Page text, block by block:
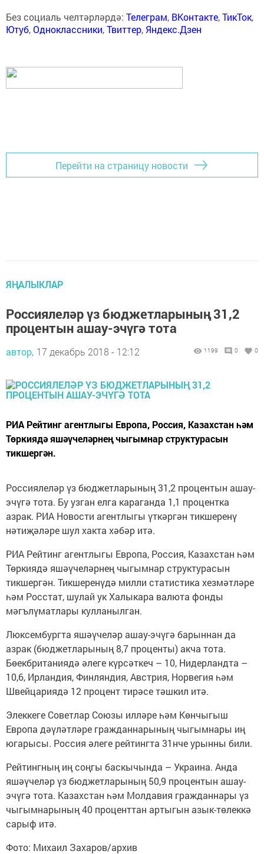
Без социаль челтәрләрдә: Телеграм, ВКонтакте,ТикТок,
Ютуб,Одноклассники,Твиттер, Яндекс.Дзен
Перейти на страницу новости
ЯҢАЛЫКЛАР
Россиялеләр үз бюджетларының 31,2
процентын ашау-эчүгә тота
автор, 17 декабрь 2018 - 12:12 1199 0 0
РИА Рейтинг агентлыгы Европа, Россия, Казахстан һәм
Төркиядә яшәүчеләрнең чыгымнар структурасын
тикшергән.
Россиялеләр үз бюджетларының 31,2 процентын ашау-
эчүгә тота. Бу узган елга караганда 1,1 процентка
азрак. РИА Новости агентлыгы үткәргән тикшеренү
нәтиҗәләре шул хакта хәбәр итә.
РИА Рейтинг агентлыгы Европа, Россия, Казахстан һәм
Төркиядә яшәүчеләрнең чыгымнар структурасын
тикшергән. Тикшеренүдә милли статистика хезмәтләре
һәм Росстат, шулай ук Халыкара валюта фонды
мәгълүматлары кулланылган.
Люксембургта яшәүчеләр ашау-эчүгә барыннан да
азрак (бюджетларының 8,7 проценты) акча тота.
Бөекбританиядә әлеге күрсәткеч – 10, Нидерландта –
10,6, Ирландия, Финляндия, Австрия, Норвегия һәм
Швейцариядә 12 процент тирәсе тәшкил итә.
Элеккеге Советлар Союзы илләре һәм Көнчыгыш
Европа дәүләтләре гражданнарының чыгымнары иң
югарысы. Россия әлеге рейтингта 31нче урынны били.
Рейтингның иң соңгы баскычында – Украина. Анда
яшәүчеләр үз бюджетларының 50,9 процентын ашау-
эчүгә тота. Казахстан һәм Молдавия гражданнары үз
чыгымнарының 40 проценттан артыгын азык-төлеккә
сарыф итә.
Фото: Михаил Захаров/архив